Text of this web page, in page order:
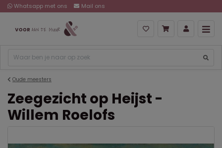
Whatsapp met ons Mail ons
Oude meesters
Zeegezicht op Heijst -
Willem Roelofs